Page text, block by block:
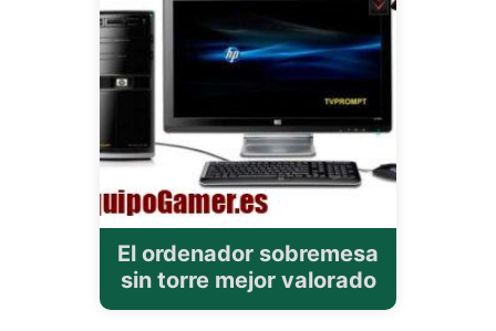
El ordenador sobremesa
sin torre mejor valorado